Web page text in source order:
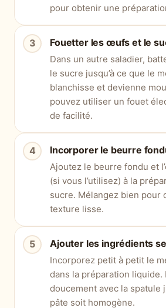
pour obtenir une
Fouetter les œufs et le
Dans un autre saladier,
le sucre jusqu’à ce que le
blanchisse et devienne
pouvez utiliser un fouet
de facilité.
Incorporer le beurre
Ajoutez le beurre fondu et
(si vous l’utilisez) à la
sucre. Mélangez bien pour
texture lisse.
Ajouter les ingrédients
Incorporez petit à petit le
dans la préparation liquide.
doucement avec la spatule
pâte soit homogène.